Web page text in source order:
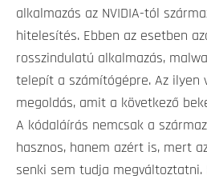
alkalmazás az NVIDIA-tól
hitelesítés. Ebben az esetben
rosszindulatú alkalmazás,
telepít a számítógépre. Az ilyen
megoldás, amit a következő
A kódaláírás nemcsak a
hasznos, hanem azért is, mert
senki sem tudja megváltoztatni.